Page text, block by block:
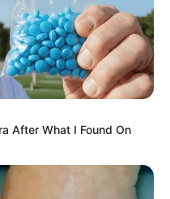
After What I Found On